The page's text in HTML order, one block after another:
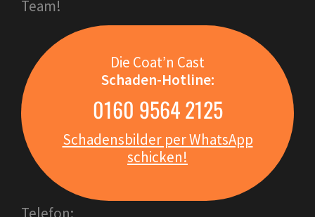
Team!
Die Coat’n Cast
Schaden-Hotline:
0160 9564 2125
Schadensbilder per WhatsApp
schicken!